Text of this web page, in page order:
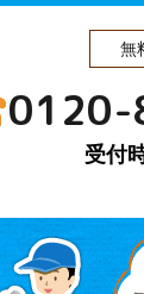
無
受付